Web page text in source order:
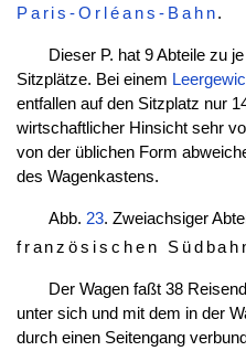
Paris-Orléans-Bahn.
Dieser P. hat 9 Abteile zu
Sitzplätze. Bei einem
entfallen auf den Sitzplatz nur
wirtschaftlicher Hinsicht sehr
von der üblichen Form
des Wagenkastens.
Abb. 23. Zweiachsiger
französischen
Der Wagen faßt 38
unter sich und mit dem in der
durch einen Seitengang